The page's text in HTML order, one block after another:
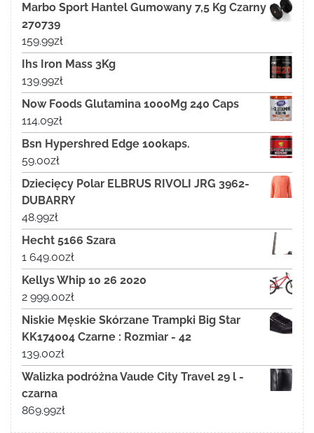
Marbo Sport Hantel Gumowany 7,5 Kg Czarny
270739
159.99zł
Ihs Iron Mass 3Kg
139.99zł
Now Foods Glutamina 1000Mg 240 Caps
114.09zł
Bsn Hypershred Edge 100kaps.
59.00zł
Dziecięcy Polar ELBRUS RIVOLI JRG 3962-
DUBARRY
48.99zł
Hecht 5166 Szara
1 649.00zł
Kellys Whip 10 26 2020
2 999.00zł
Niskie Męskie Skórzane Trampki Big Star
KK174004 Czarne : Rozmiar - 42
139.00zł
Walizka podróżna Vaude City Travel 29 l -
czarna
869.99zł